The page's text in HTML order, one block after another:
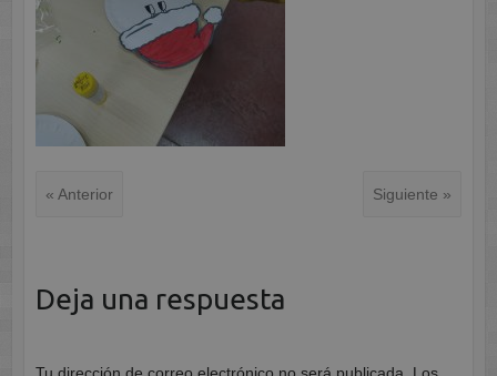
« Anterior Siguiente »
Deja una respuesta
Tu dirección de correo electrónico no será publicada.
Los